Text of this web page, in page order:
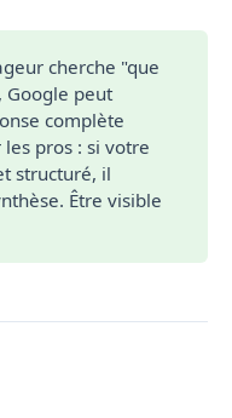
cherche "que
Google peut
complète
pros : si votre
structuré, il
Être visible